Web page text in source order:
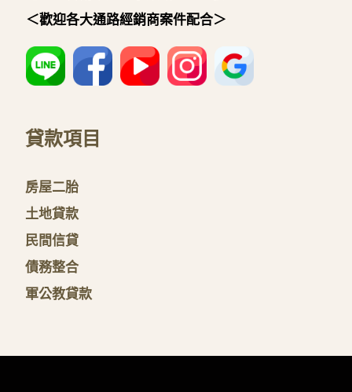
＜歡迎各大通路經銷商案件配合＞
貸款項目
房屋二胎
土地貸款
民間信貸
債務整合
軍公教貸款